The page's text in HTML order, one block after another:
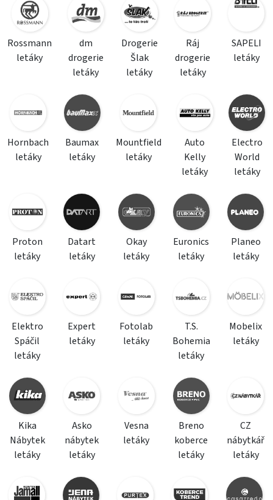
Rossmann
letáky
dm
drogerie
letáky
Drogerie
Šlak
letáky
Ráj
drogerie
letáky
SAPELI
letáky
Hornbach
letáky
Baumax
letáky
Mountfield
letáky
Auto
Kelly
letáky
Electro
World
letáky
Proton
letáky
Datart
letáky
Okay
letáky
Euronics
letáky
Planeo
letáky
Elektro
Spáčil
letáky
Expert
letáky
Fotolab
letáky
T.S.
Bohemia
letáky
Mobelix
letáky
Kika
Nábytek
letáky
Asko
nábytek
letáky
Vesna
letáky
Breno
koberce
letáky
CZ
nábytkář
letáky